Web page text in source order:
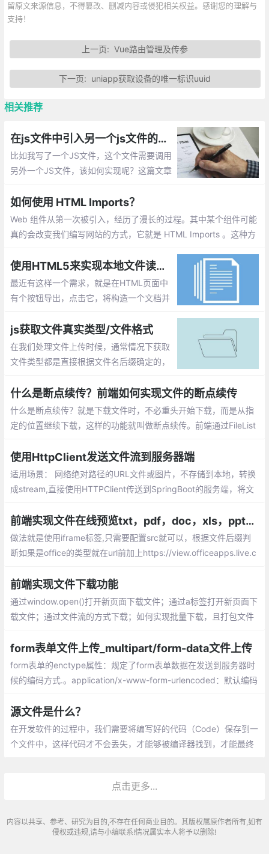
留原文来源信息，不得篡改、删减内容或侵犯相关权益。感谢您的理解与
支持！
上一页:Vue路由管理及传参
下一页: uniapp获取设备的唯一标识uuid
相关推荐
在js文件中引入另一个js文件的实现方法总汇
比如我写了一个JS文件，这个文件需要调用
另外一个JS文件，该如何实现呢？这篇文章
现
如何使用 HTML Imports？
Web 组件从第一次被引入，经历了漫长的过程。其中某个组件可能
真的会改变我们编写网站的方式，它就是 HTML Imports 。这种方
使用HTML5来实现本地文件读取和写入
最近有这样一个需求，就是在HTML页面中
有个按钮导出，点击它，将构造一个文档并
点击它，从本地文件系统中读取一个文件并
对内容进行分析。
js获取文件真实类型/文件格式
在我们处理文件上传时候，通常情况下获取
文件类型都是直接根据文件名后缀确定的，
上传的是图片文件，如果客户端将一个exe
文件改为gif后缀的文件，它照样可以上传上
去。
什么是断点续传？前端如何实现文件的断点续传
什么是断点续传？就是下载文件时，不必重头开始下载，而是从指
定的位置继续下载，这样的功能就叫做断点续传。前端通过FileList
一段一段地传给后端，后端再按顺序一段段将文件进行拼接。
使用HttpClient发送文件流到服务器端
适用场景： 网络绝对路径的URL文件或图片，不存储到本地，转换
成stream,直接使用HTTPClient传送到SpringBoot的服务端，将文
这种需求，所以记录下来以备不时之需。
前端实现文件在线预览txt，pdf，doc，xls，ppt几种格式
做法就是使用iframe标签,只需要配置src就可以，根据文件后缀判
断如果是office的类型就在url前加上https://view.officeapps.live.c
前端实现文件下载功能
通过window.open()打开新页面下载文件；通过a标签打开新页面下
载文件；通过文件流的方式下载；如何实现批量下载，且打包文件
form表单文件上传_multipart/form-data文件上传
form表单的enctype属性：规定了form表单数据在发送到服务器时
候的编码方式.。application/x-www-form-urlencoded：默认编码
片、mp3、文件，text/plain：纯文本的传输。空格转换为“+”，但
不支持特殊字符编码。
源文件是什么？
在开发软件的过程中，我们需要将编写好的代码（Code）保存到一
个文件中，这样代码才不会丢失，才能够被编译器找到，才能最终
点击更多...
内容以共享、参考、研究为目的,不存在任何商业目的。其版权属原作者所有,如有
侵权或违规,请与小编联系!情况属实本人将予以删除!